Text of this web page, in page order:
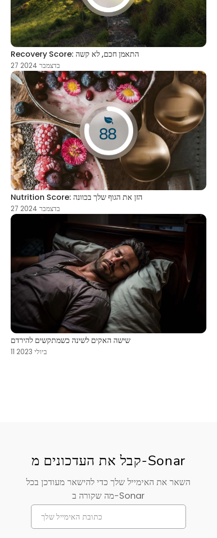
Recovery Score: התאמן חכם, לא קשה
27 בדצמבר 2024
Nutrition Score: הזן את הגוף שלך בכוונה
27 בדצמבר 2024
שישה האקים לשינה כשמתקשים להירדם
11 ביולי 2023
קבל את העדכונים מ-Sonar
השאר את האימייל שלך כדי להישאר מעודכן בכל
מה שקורה ב-Sonar